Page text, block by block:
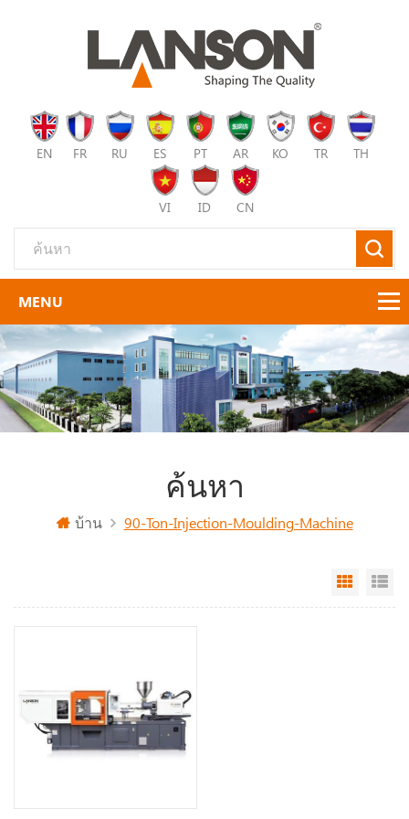
EN FR RU ES PT AR KO TR TH
VI ID CN
ค้นหา
บ้าน 90-Ton-Injection-Moulding-Machine
Grid